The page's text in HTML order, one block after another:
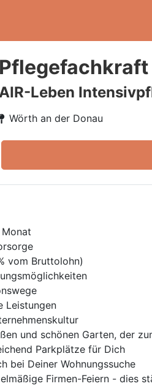
Leben
Wörth an der Donau
vom Bruttolohn)
Leistungen
und schönen Garten, der
Parkplätze für Dich
bei Deiner Wohnungssuche
Firmen-Feiern - dies